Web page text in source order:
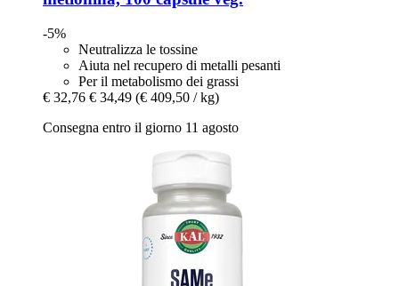
-5%
Neutralizza le tossine
Aiuta nel recupero di metalli pesanti
Per il metabolismo dei grassi
€ 32,76 € 34,49 (€ 409,50 / kg)
Consegna entro il giorno 11 agosto